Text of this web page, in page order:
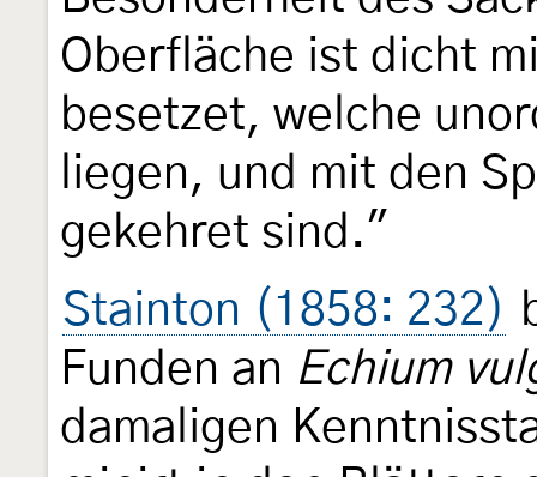
Oberfläche ist dicht
besetzet, welche
liegen, und mit den
gekehret sind."
Stainton (1858: 232)
Funden an Echium
damaligen